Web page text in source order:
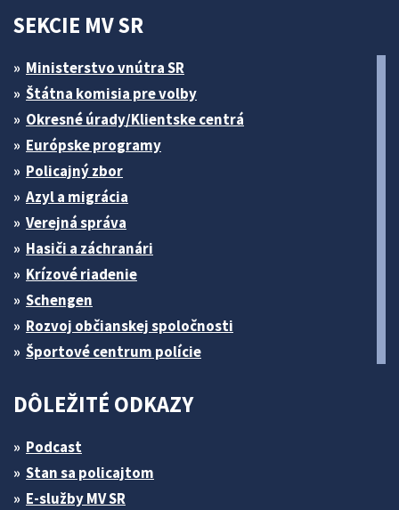
SEKCIE MV SR
Ministerstvo vnútra SR
Štátna komisia pre volby
Okresné úrady/Klientske centrá
Európske programy
Policajný zbor
Azyl a migrácia
Verejná správa
Hasiči a záchranári
Krízové riadenie
Schengen
Rozvoj občianskej spoločnosti
Športové centrum polície
DÔLEŽITÉ ODKAZY
Podcast
Stan sa policajtom
E-služby MV SR